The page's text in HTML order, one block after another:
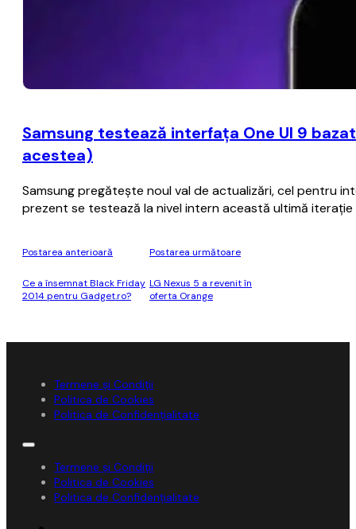
Samsung testează interfaţa One UI 9
acestea)
Samsung pregăteşte noul val de actualizări, cel pentru
prezent se testează la nivel intern această ultimă
Postarea anterioară
Ce a însemnat Black Friday
2014 pentru Gadget.ro?
Postarea următoare
LG Nexus 5 a revenit în
oferta Orange
Termene și Condiții
Politica de Cookies
Politica de Confidențialitate
Termene și Condiții
Politica de Cookies
Politica de Confidențialitate